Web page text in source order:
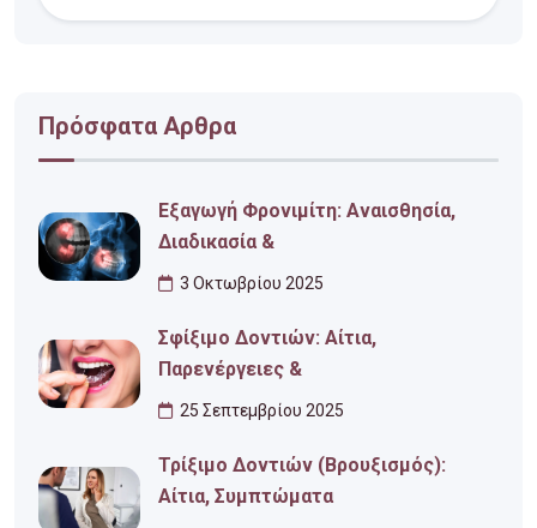
Πρόσφατα Αρθρα
Εξαγωγή Φρονιμίτη: Αναισθησία,
Διαδικασία &
3 Οκτωβρίου 2025
Σφίξιμο Δοντιών: Αίτια,
Παρενέργειες &
25 Σεπτεμβρίου 2025
Τρίξιμο Δοντιών (Βρουξισμός):
Αίτια, Συμπτώματα